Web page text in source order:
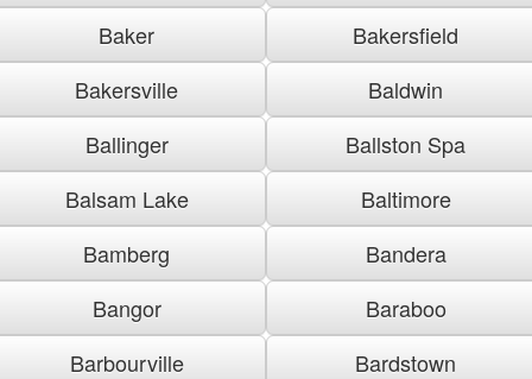
Baker
Bakersfield
Bakersville
Baldwin
Ballinger
Ballston Spa
Balsam Lake
Baltimore
Bamberg
Bandera
Bangor
Baraboo
Barbourville
Bardstown